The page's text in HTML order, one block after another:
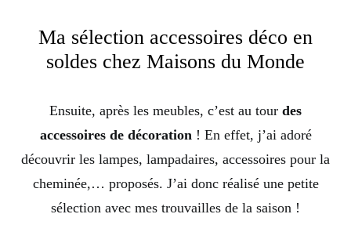
Ma sélection accessoires déco en
soldes chez Maisons du Monde
Ensuite, après les meubles, c’est au tour des
accessoires de décoration! En effet, j’ai adoré
découvrir les lampes, lampadaires, accessoires pour la
cheminée,… proposés. J’ai donc réalisé une petite
sélection avec mes trouvailles de la saison !